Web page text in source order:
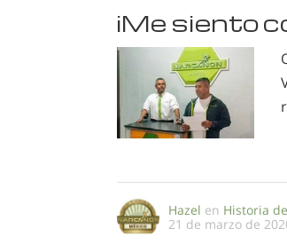
¡Me siento
Hazel en Historia
21 de marzo de